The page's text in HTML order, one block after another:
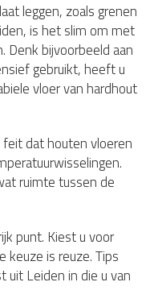
leggen, zoals grenen
is het slim om met
Denk bijvoorbeeld aan
gebruikt, heeft u
vloer van hardhout
dat houten vloeren
ruimte tussen de
punt. Kiest u voor
keuze is reuze. Tips
uit Leiden in die u van